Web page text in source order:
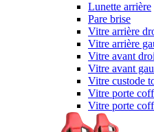
Lunette arrière
Pare brise
Vitre arrière
Vitre arrière
Vitre avant
Vitre avant
Vitre custode
Vitre porte
Vitre porte